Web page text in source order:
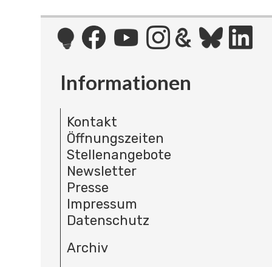
Informationen
Kontakt
Öffnungszeiten
Stellenangebote
Newsletter
Presse
Impressum
Datenschutz
Archiv